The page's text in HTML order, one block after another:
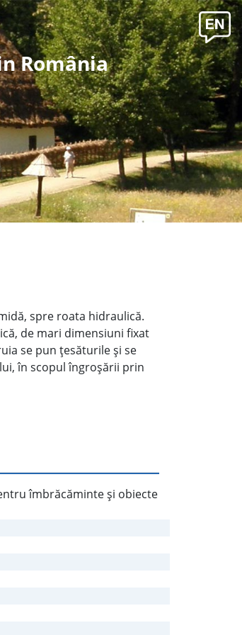
România
spre roata hidraulică.
de mari dimensiuni fixat
se pun ţesăturile şi se
în scopul îngroşării prin
îmbrăcăminte şi obiecte